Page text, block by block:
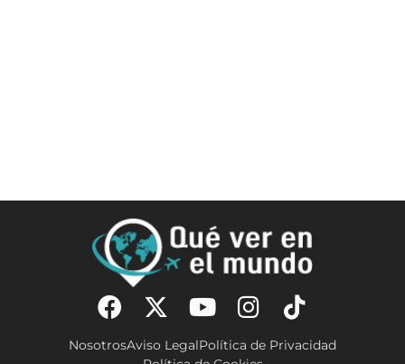
NosotrosAviso LegalPolítica de Privacidad